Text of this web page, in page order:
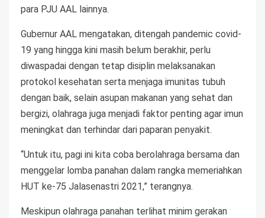
para PJU AAL lainnya.
Gubernur AAL mengatakan, ditengah pandemic covid-
19 yang hingga kini masih belum berakhir, perlu
diwaspadai dengan tetap disiplin melaksanakan
protokol kesehatan serta menjaga imunitas tubuh
dengan baik, selain asupan makanan yang sehat dan
bergizi, olahraga juga menjadi faktor penting agar imun
meningkat dan terhindar dari paparan penyakit.
“Untuk itu, pagi ini kita coba berolahraga bersama dan
menggelar lomba panahan dalam rangka memeriahkan
HUT ke-75 Jalasenastri 2021,” terangnya.
Meskipun olahraga panahan terlihat minim gerakan